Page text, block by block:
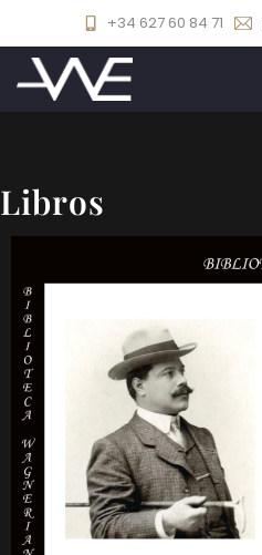
+34 627 60 84 71
Libros